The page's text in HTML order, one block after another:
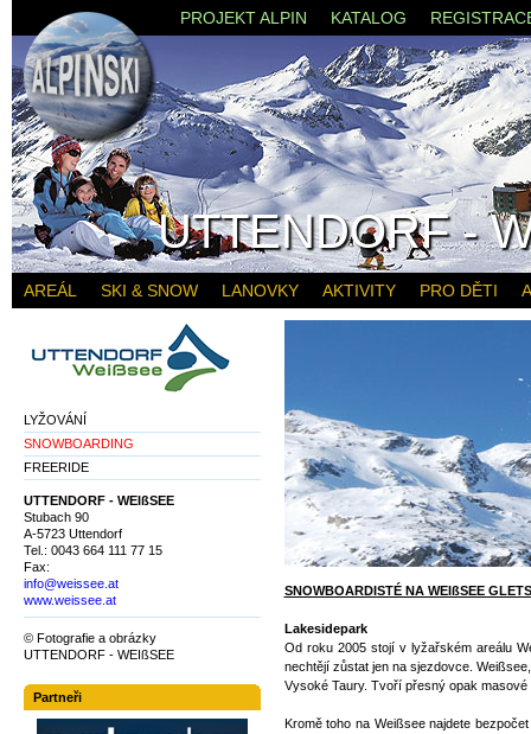
SNOWBOARDISTÉ NA WEIßSEE
Lakesidepark
Od roku 2005 stojí v lyžařském areálu
nechtějí zůstat jen na sjezdovce.
Vysoké Taury. Tvoří přesný opak masové
Kromě toho na Weißsee najdete
LYŽOVÁNÍ
SNOWBOARDING
FREERIDE
UTTENDORF - WEIßSEE
Stubach 90
A-5723 Uttendorf
Tel.: 0043 664 111 77 15
Fax:
info@weissee.at
www.weissee.at
© Fotografie a obrázky
UTTENDORF - WEIßSEE
Partneři
PROJEKT ALPIN KATALOG
AREÁL SKI & SNOW LANOVKY AKTIVITY PRO DĚTI
UTTENDORF -